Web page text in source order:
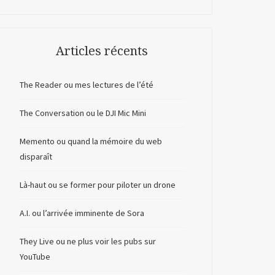
Articles récents
The Reader ou mes lectures de l’été
The Conversation ou le DJI Mic Mini
Memento ou quand la mémoire du web
disparaît
Là-haut ou se former pour piloter un drone
A.I. ou l’arrivée imminente de Sora
They Live ou ne plus voir les pubs sur
YouTube